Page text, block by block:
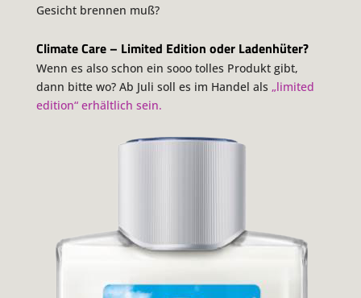
Gesicht brennen muß?
Climate Care – Limited Edition oder Ladenhüter?
Wenn es also schon ein sooo tolles Produkt gibt,
dann bitte wo? Ab Juli soll es im Handel als „limited
edition“ erhältlich sein.